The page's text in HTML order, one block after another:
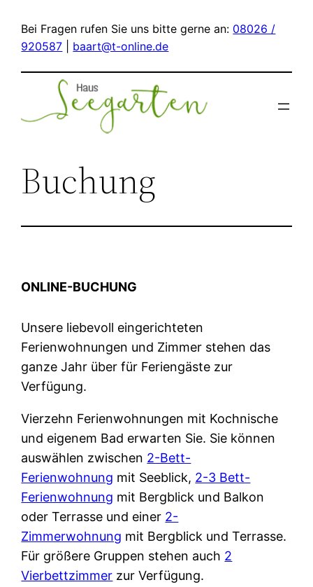
Inhalt
Bei Fragen rufen Sie uns bitte gerne an: 08026 /
920587
baart@t-online.de
Buchung
ONLINE-BUCHUNG
Unsere liebevoll eingerichteten
Ferienwohnungen und Zimmer stehen das
ganze Jahr über für Feriengäste zur
Verfügung.
Vierzehn Ferienwohnungen mit Kochnische
und eigenem Bad erwarten Sie. Sie können
auswählen zwischen 2-Bett-
Ferienwohnung mit Seeblick, 2-3 Bett-
Ferienwohnung mit Bergblick und Balkon
oder Terrasse und einer 2-
Zimmerwohnung mit Bergblick und Terrasse.
Für größere Gruppen stehen auch 2
Vierbettzimmer zur Verfügung.